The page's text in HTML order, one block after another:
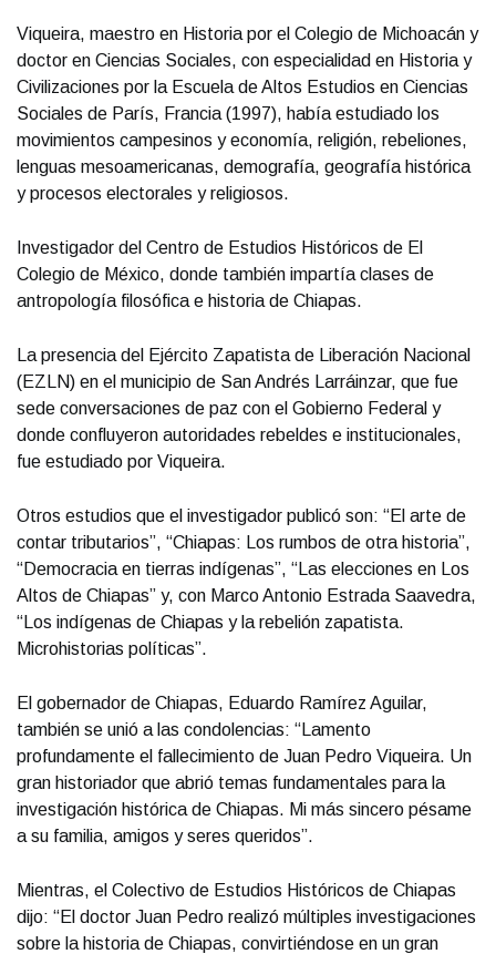
Viqueira, maestro en Historia por el Colegio de Michoacán y
doctor en Ciencias Sociales, con especialidad en Historia y
Civilizaciones por la Escuela de Altos Estudios en Ciencias
Sociales de París, Francia (1997), había estudiado los
movimientos campesinos y economía, religión, rebeliones,
lenguas mesoamericanas, demografía, geografía histórica
y procesos electorales y religiosos.
Investigador del Centro de Estudios Históricos de El
Colegio de México, donde también impartía clases de
antropología filosófica e historia de Chiapas.
La presencia del Ejército Zapatista de Liberación Nacional
(EZLN) en el municipio de San Andrés Larráinzar, que fue
sede conversaciones de paz con el Gobierno Federal y
donde confluyeron autoridades rebeldes e institucionales,
fue estudiado por Viqueira.
Otros estudios que el investigador publicó son: “El arte de
contar tributarios”, “Chiapas: Los rumbos de otra historia”,
“Democracia en tierras indígenas”, “Las elecciones en Los
Altos de Chiapas” y, con Marco Antonio Estrada Saavedra,
“Los indígenas de Chiapas y la rebelión zapatista.
Microhistorias políticas”.
El gobernador de Chiapas, Eduardo Ramírez Aguilar,
también se unió a las condolencias: “Lamento
profundamente el fallecimiento de Juan Pedro Viqueira. Un
gran historiador que abrió temas fundamentales para la
investigación histórica de Chiapas. Mi más sincero pésame
a su familia, amigos y seres queridos”.
Mientras, el Colectivo de Estudios Históricos de Chiapas
dijo: “El doctor Juan Pedro realizó múltiples investigaciones
sobre la historia de Chiapas, convirtiéndose en un gran